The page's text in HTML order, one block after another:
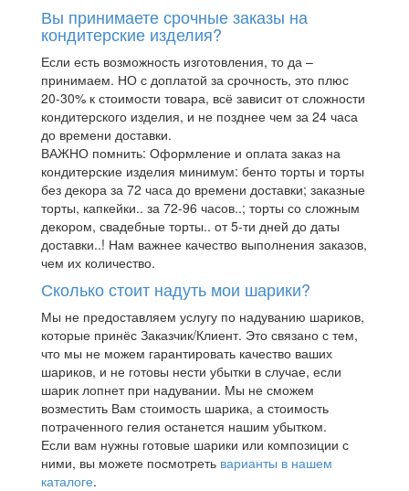
Вы принимаете срочные заказы на
кондитерские изделия?
Если есть возможность изготовления, то да –
принимаем. НО с доплатой за срочность, это плюс
20-30% к стоимости товара, всё зависит от сложности
кондитерского изделия, и не позднее чем за 24 часа
до времени доставки.
ВАЖНО помнить: Оформление и оплата заказ на
кондитерские изделия минимум: бенто торты и торты
без декора за 72 часа до времени доставки; заказные
торты, капкейки.. за 72-96 часов..; торты со сложным
декором, свадебные торты.. от 5-ти дней до даты
доставки..! Нам важнее качество выполнения заказов,
чем их количество.
Сколько стоит надуть мои шарики?
Мы не предоставляем услугу по надуванию шариков,
которые принёс Заказчик/Клиент. Это связано с тем,
что мы не можем гарантировать качество ваших
шариков, и не готовы нести убытки в случае, если
шарик лопнет при надувании. Мы не сможем
возместить Вам стоимость шарика, а стоимость
потраченного гелия останется нашим убытком.
Если вам нужны готовые шарики или композиции с
ними, вы можете посмотреть варианты в нашем
каталоге.